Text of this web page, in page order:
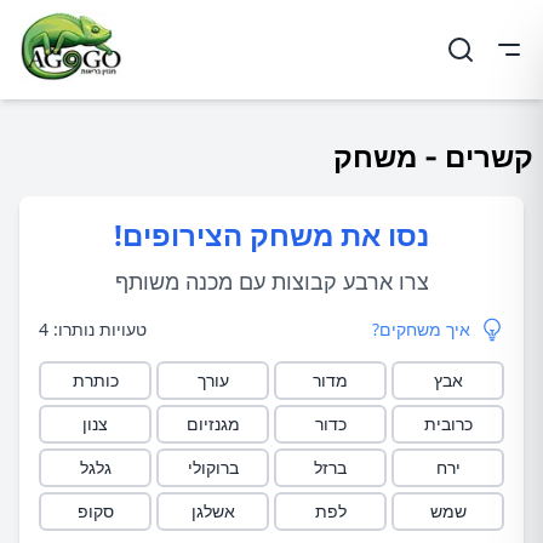
קשרים - משחק
נסו את משחק הצירופים!
צרו ארבע קבוצות עם מכנה משותף
איך משחקים? טעויות נותרו: 4
אבץ מדור עורך
כותרת
כרובית
כדור מגנזיום
צנון
ירח
ברזל ברוקולי
גלגל
שמש
לפת אשלגן סקופ